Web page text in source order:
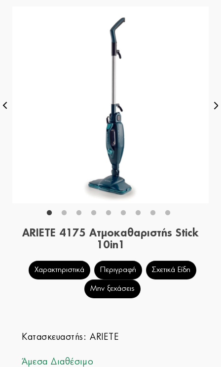
ARIETE 4175 Ατμοκαθαριστής Stick
10in1
Χαρακτηριστικά Περιγραφή Σχετικά Είδη
Μην ξεχάσεις
Κατασκευαστής:ARIETE
Άμεσα Διαθέσιμο